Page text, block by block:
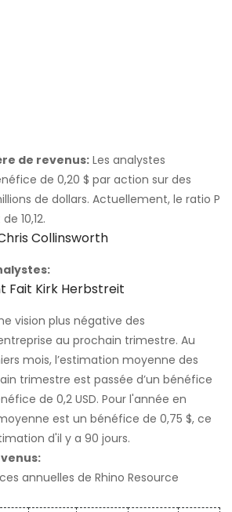
de revenus: Les analystes
de 0,20 $ par action sur des
de dollars. Actuellement, le ratio P
10,12.
Collinsworth
Fait Kirk Herbstreit
vision plus négative des
au prochain trimestre. Au
mois, l’estimation moyenne des
trimestre est passée d’un bénéfice
de 0,2 USD. Pour l'année en
est un bénéfice de 0,75 $, ce
d'il y a 90 jours.
annuelles de Rhino Resource